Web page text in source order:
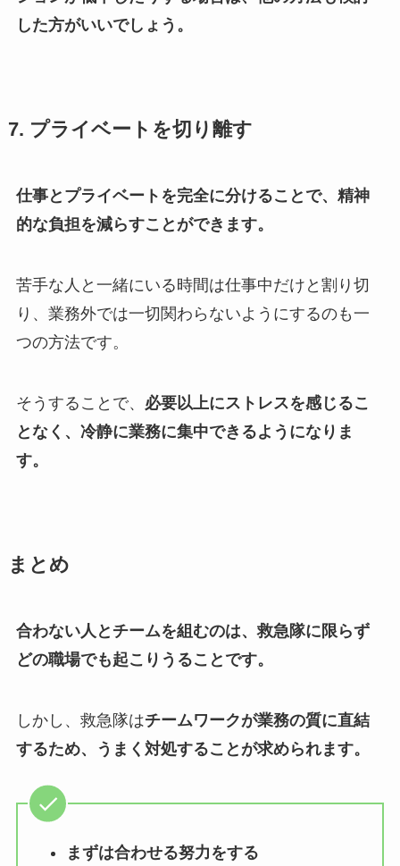
した方がいいでしょう。
7. プライベートを切り離す
仕事とプライベートを完全に分けることで、精神
的な負担を減らすことができます。
苦手な人と一緒にいる時間は仕事中だけと割り切
り、業務外では一切関わらないようにするのも一
つの方法です。
そうすることで、 必要以上にストレスを感じるこ
となく、冷静に業務に集中できるようになりま
す。
まとめ
合わない人とチームを組むのは、救急隊に限らず
どの職場でも起こりうることです。
しかし、救急隊はチームワークが業務の質に直結
するため、うまく対処することが求められます。
まずは合わせる努力をする